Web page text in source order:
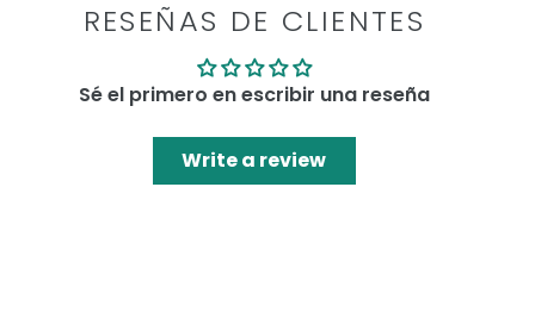
RESEÑAS DE CLIENTES
Sé el primero en escribir una reseña
Write a review